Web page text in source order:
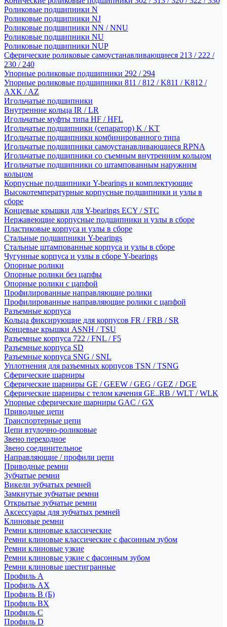
Роликовые подшипники N
Роликовые подшипники NJ
Роликовые подшипники NN / NNU
Роликовые подшипники NU
Роликовые подшипники NUP
Сферические роликовые самоустанавливающиеся 213 / 222 /
230 / 240
Упорные роликовые подшипники 292 / 294
Упорные роликовые подшипники 811 / 812 / K811 / K812 /
AXK / AZ
Игольчатые подшипники
Внутренние кольца IR / LR
Игольчатые муфты типа HF / HFL
Игольчатые подшипники (сепаратор) K / KT
Игольчатые подшипники комбинированного типа
Игольчатые подшипники самоустанавливающиеся RPNA
Игольчатые подшипники со съемным внутренним кольцом
Игольчатые подшипники со штампованным наружним
кольцом
Корпусные подшипники Y-bearings и комплектующие
Высокотемпературные корпусные подшипники и узлы в
сборе
Концевые крышки для Y-bearings ECY / STC
Нержавеющие корпусные подшипники и узлы в сборе
Пластиковые корпуса и узлы в сборе
Стальные подшипники Y-bearings
Стальные штампованные корпуса и узлы в сборе
Чугунные корпуса и узлы в сборе Y-bearings
Опорные ролики
Опорные ролики без цапфы
Опорные ролики с цапфой
Профилированные направляющие ролики
Профилированные направляющие ролики с цапфой
Разъемные корпуса
Кольца фиксирующие для корпусов FR / FRB / SR
Концевые крышки ASNH / TSU
Разъемные корпуса 722 / FNL / F5
Разъемные корпуса SD
Разъемные корпуса SNG / SNL
Уплотнения для разъемных корпусов TSN / TSNG
Сферические шарниры
Сферические шарниры GE / GEEW / GEG / GEZ / DGE
Сферические шарниры с телом качения GE..RB / WLT / WLK
Упорные сферические шарниры GAC / GX
Приводные цепи
Транспортерные цепи
Цепи втулочно-роликовые
Звено переходное
Звено соединительное
Направляющие / профили цепи
Приводные ремни
Зубчатые ремни
Викели зубчатых ремней
Замкнутые зубчатые ремни
Открытые зубчатые ремни
Аксессуары для зубчатых ремней
Клиновые ремни
Ремни клиновые классические
Ремни клиновые классические с фасонным зубом
Ремни клиновые узкие
Ремни клиновые узкие с фасонным зубом
Ремни клиновые шестигранные
Профиль A
Профиль AX
Профиль B (Б)
Профиль BX
Профиль C
Профиль D